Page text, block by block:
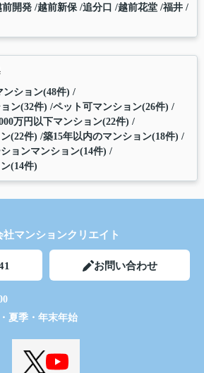
前開発 越前新保 追分口 越前花堂 福井
ンション(48件)
ン(32件) ペット可マンション(26件)
万円以下マンション(22件)
(22件) 築15年以内のマンション(18件)
ョンマンション(14件)
(14件)
社マンションクリエイト
お問い合わせ
夏季・年末年始